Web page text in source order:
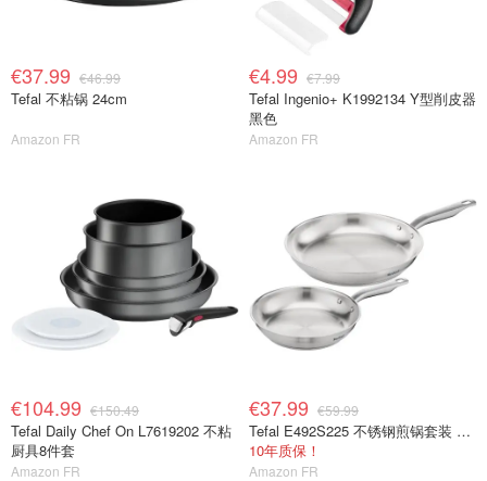
€37.99 €46.99
Tefal 不粘锅 24cm
Amazon FR
€4.99 €7.99
Tefal Ingenio+ K1992134 Y型削皮器
黑色
Amazon FR
€104.99 €150.49
Tefal Daily Chef On L7619202 不粘
厨具8件套
Amazon FR
€37.99 €59.99
Tefal E492S225 不锈钢煎锅套装 24/28cm
10年质保！
Amazon FR